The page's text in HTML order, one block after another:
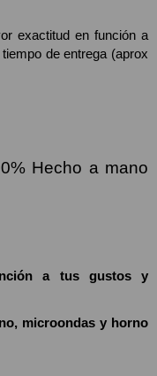
exactitud en función a
de entrega (aprox
Hecho a mano
a tus gustos y
microondas y horno